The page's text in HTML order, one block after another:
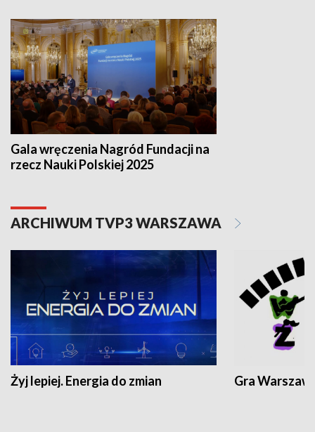
Gala wręczenia Nagród Fundacji na
rzecz Nauki Polskiej 2025
ARCHIWUM TVP3 WARSZAWA
Żyj lepiej. Energia do zmian Gra